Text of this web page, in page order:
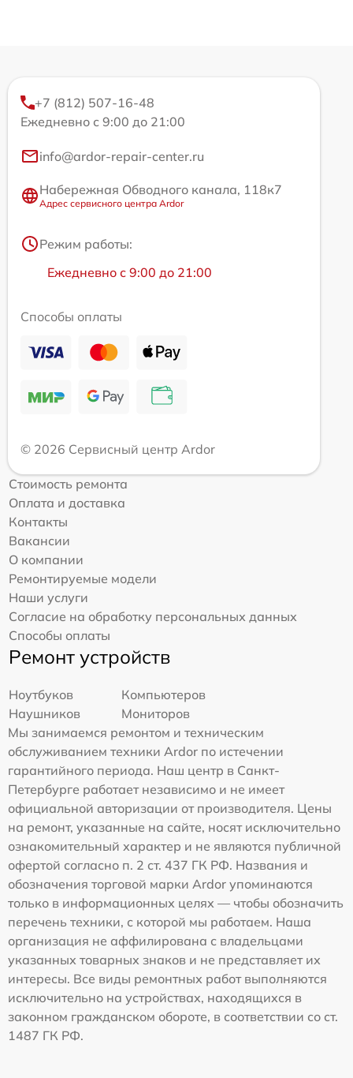
+7 (812) 507-16-48
Ежедневно с 9:00 до 21:00
info@ardor-repair-center.ru
Набережная Обводного канала, 118к7
Адрес сервисного центра Ardor
Режим работы:
Ежедневно с 9:00 до 21:00
Способы оплаты
© 2026 Сервисный центр Ardor
Стоимость ремонта
Оплата и доставка
Контакты
Вакансии
О компании
Ремонтируемые модели
Наши услуги
Согласие на обработку персональных данных
Способы оплаты
Ремонт устройств
Ноутбуков
Компьютеров
Наушников
Мониторов
Мы занимаемся ремонтом и техническим
обслуживанием техники Ardor по истечении
гарантийного периода. Наш центр в Санкт-
Петербурге работает независимо и не имеет
официальной авторизации от производителя. Цены
на ремонт, указанные на сайте, носят исключительно
ознакомительный характер и не являются публичной
офертой согласно п. 2 ст. 437 ГК РФ. Названия и
обозначения торговой марки Ardor упоминаются
только в информационных целях — чтобы обозначить
перечень техники, с которой мы работаем. Наша
организация не аффилирована с владельцами
указанных товарных знаков и не представляет их
интересы. Все виды ремонтных работ выполняются
исключительно на устройствах, находящихся в
законном гражданском обороте, в соответствии со ст.
1487 ГК РФ.